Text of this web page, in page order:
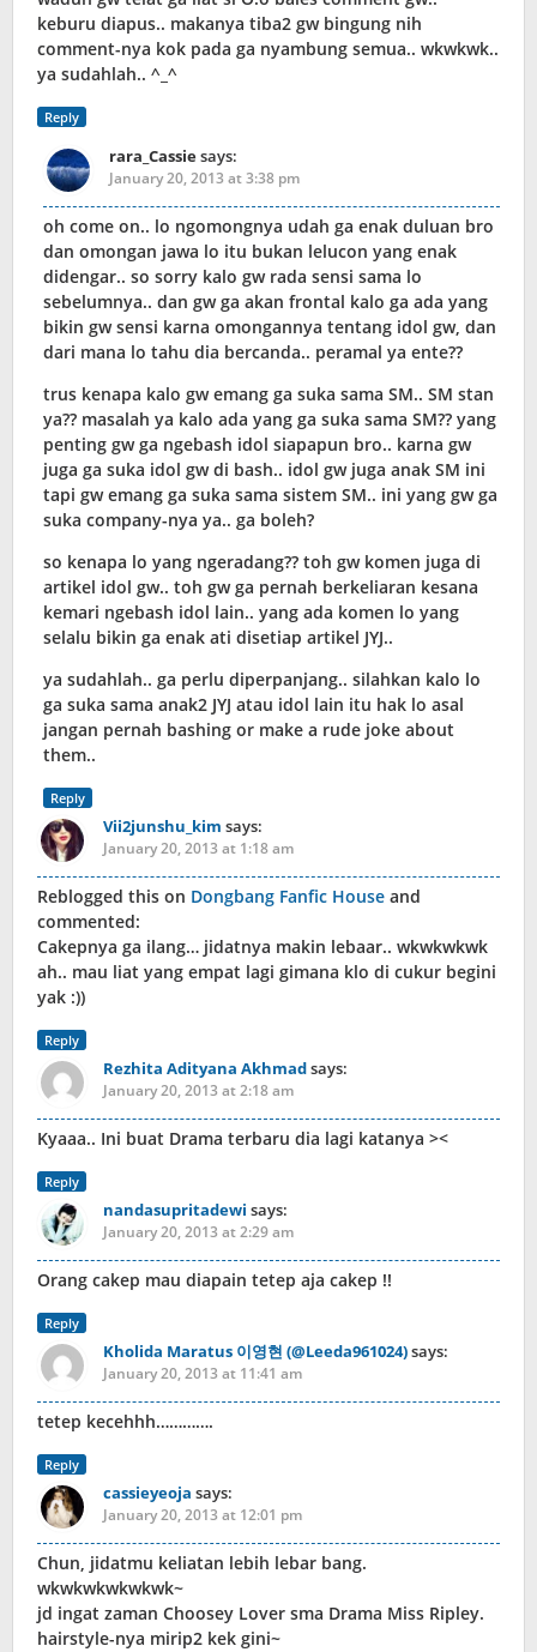
keburu diapus.. makanya tiba2 gw bingung nih
comment-nya kok pada ga nyambung semua.. wkwkwk..
ya sudahlah.. ^_^
Reply
rara_Cassiesays:
January 20, 2013 at 3:38 pm
oh come on.. lo ngomongnya udah ga enak duluan bro
dan omongan jawa lo itu bukan lelucon yang enak
didengar.. so sorry kalo gw rada sensi sama lo
sebelumnya.. dan gw ga akan frontal kalo ga ada yang
bikin gw sensi karna omongannya tentang idol gw, dan
dari mana lo tahu dia bercanda.. peramal ya ente??
trus kenapa kalo gw emang ga suka sama SM.. SM stan
ya?? masalah ya kalo ada yang ga suka sama SM?? yang
penting gw ga ngebash idol siapapun bro.. karna gw
juga ga suka idol gw di bash.. idol gw juga anak SM ini
tapi gw emang ga suka sama sistem SM.. ini yang gw ga
suka company-nya ya.. ga boleh?
so kenapa lo yang ngeradang?? toh gw komen juga di
artikel idol gw.. toh gw ga pernah berkeliaran kesana
kemari ngebash idol lain.. yang ada komen lo yang
selalu bikin ga enak ati disetiap artikel JYJ..
ya sudahlah.. ga perlu diperpanjang.. silahkan kalo lo
ga suka sama anak2 JYJ atau idol lain itu hak lo asal
jangan pernah bashing or make a rude joke about
them..
Reply
Vii2junshu_kim says:
January 20, 2013 at 1:18 am
Reblogged this on Dongbang Fanfic House and
commented:
Cakepnya ga ilang… jidatnya makin lebaar.. wkwkwkwk
ah.. mau liat yang empat lagi gimana klo di cukur begini
yak :))
Reply
Rezhita Adityana Akhmadsays:
January 20, 2013 at 2:18 am
Kyaaa.. Ini buat Drama terbaru dia lagi katanya ><
Reply
nandasupritadewi says:
January 20, 2013 at 2:29 am
Orang cakep mau diapain tetep aja cakep !!
Reply
Kholida Maratus 이영현 (@Leeda961024)says:
January 20, 2013 at 11:41 am
tetep kecehhh………….
Reply
cassieyeoja says:
January 20, 2013 at 12:01 pm
Chun, jidatmu keliatan lebih lebar bang.
wkwkwkwkwkwk~
jd ingat zaman Choosey Lover sma Drama Miss Ripley.
hairstyle-nya mirip2 kek gini~